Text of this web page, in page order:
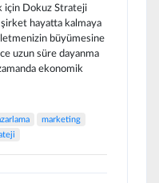
için Dokuz Strateji
hayatta kalmaya
büyümesine
uzun süre dayanma
ekonomik
marketing